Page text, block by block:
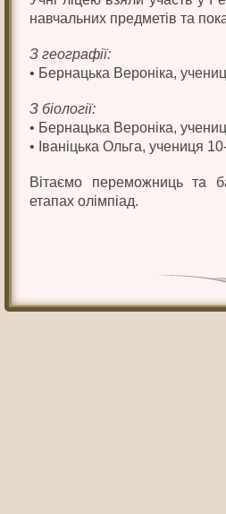
навчальних предметів та
З географії:
• Бернацька Вероніка,
З біології:
• Бернацька Вероніка,
• Іваніцька Ольга, учениця
Вітаємо переможниць та
етапах олімпіад.